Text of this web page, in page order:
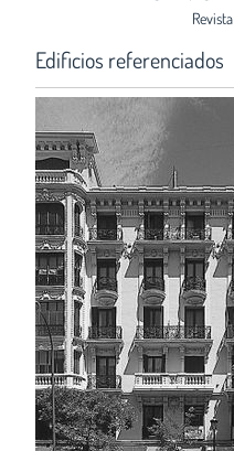
Revista
Edificios referenciados